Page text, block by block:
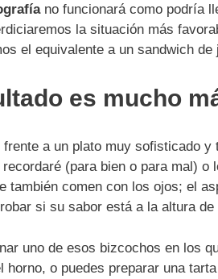
no funcionará como podría
la situación más
el equivalente a un sandwich
es mucho
frente a un plato muy sofisticado
(para bien o para mal)
también comen con los ojos; el
si su sabor está a la altura de
uno de esos bizcochos en los
horno, o puedes preparar una